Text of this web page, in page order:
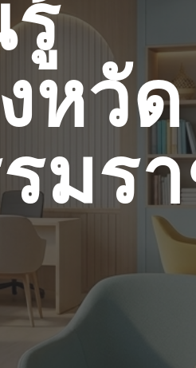
รู้
หวัด
มร